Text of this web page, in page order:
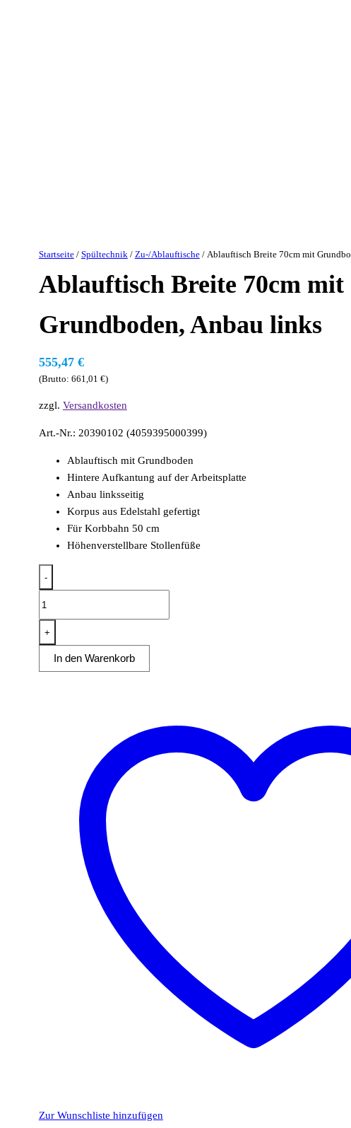
Startseite/ Spültechnik/ Zu-/Ablauftische/ Ablauftisch Breite 70cm mit
Ablauftisch Breite 70cm mit
Grundboden, Anbau links
555,47 €
(Brutto: 661,01 €)
zzgl. Versandkosten
Art.-Nr.: 20390102 (4059395000399)
Ablauftisch mit Grundboden
Hintere Aufkantung auf der Arbeitsplatte
Anbau linksseitig
Korpus aus Edelstahl gefertigt
Für Korbbahn 50 cm
Höhenverstellbare Stollenfüße
-
70cm
mit
Grundboden,
+
In den Warenkorb
Zur Wunschliste hinzufügen